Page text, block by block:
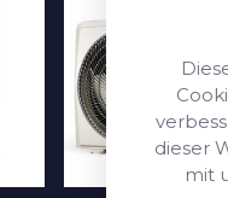
dieser
mit